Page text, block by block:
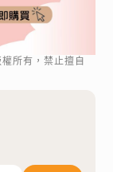
所有，禁止擅自